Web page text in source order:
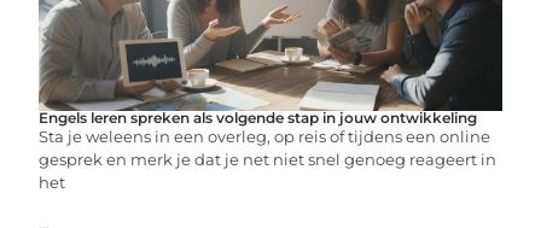
Engels leren spreken als volgende stap in jouw ontwikkeling
Sta je weleens in een overleg, op reis of tijdens een online
gesprek en merk je dat je net niet snel genoeg reageert in
het
...